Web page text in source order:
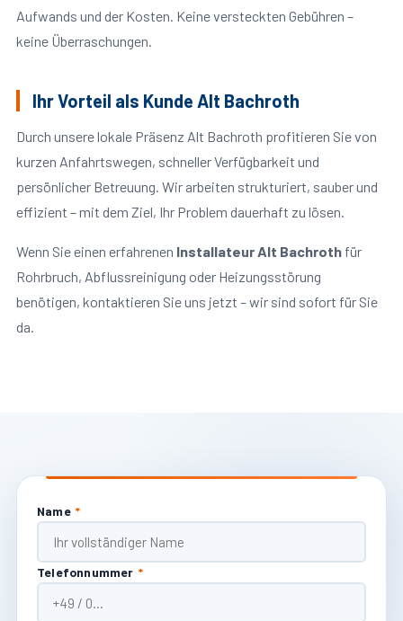
Aufwands und der Kosten. Keine versteckten Gebühren –
keine Überraschungen.
Ihr Vorteil als Kunde Alt Bachroth
Durch unsere lokale Präsenz Alt Bachroth profitieren Sie von
kurzen Anfahrtswegen, schneller Verfügbarkeit und
persönlicher Betreuung. Wir arbeiten strukturiert, sauber und
effizient – mit dem Ziel, Ihr Problem dauerhaft zu lösen.
Wenn Sie einen erfahrenen Installateur Alt Bachrothfür
Rohrbruch, Abflussreinigung oder Heizungsstörung
benötigen, kontaktieren Sie uns jetzt – wir sind sofort für Sie
da.
Name *
Telefonnummer *